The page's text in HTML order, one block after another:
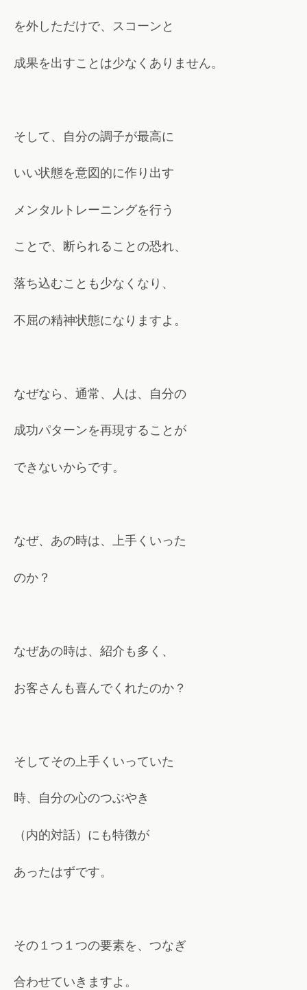
を外しただけで、スコーンと
成果を出すことは少なくありません。
そして、自分の調子が最高に
いい状態を意図的に作り出す
メンタルトレーニングを行う
ことで、断られることの恐れ、
落ち込むことも少なくなり、
不屈の精神状態になりますよ。
なぜなら、通常、人は、自分の
成功パターンを再現することが
できないからです。
なぜ、あの時は、上手くいった
のか？
なぜあの時は、紹介も多く、
お客さんも喜んでくれたのか？
そしてその上手くいっていた
時、自分の心のつぶやき
（内的対話）にも特徴が
あったはずです。
その１つ１つの要素を、つなぎ
合わせていきますよ。